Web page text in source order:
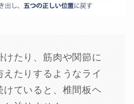
けたり、筋肉や関節に
たりするようなライ
けていると、椎間板ヘ